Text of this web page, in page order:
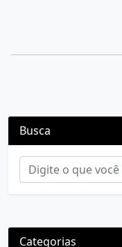
Busca
Categorias